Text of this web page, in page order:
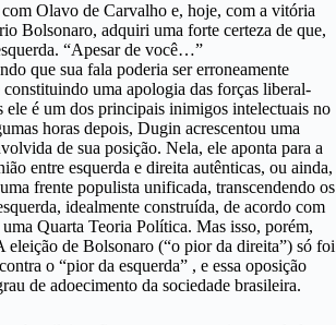
Olavo de Carvalho e, hoje, com a vitória
Bolsonaro, adquiri uma forte certeza de que,
“Apesar de você…”
que sua fala poderia ser erroneamente
uma apologia das forças liberal-
ele é um dos principais inimigos intelectuais no
horas depois, Dugin acrescentou uma
de sua posição. Nela, ele aponta para a
entre esquerda e direita autênticas, ou ainda,
frente populista unificada, transcendendo os
idealmente construída, de acordo com
Quarta Teoria Política. Mas isso, porém,
eleição de Bolsonaro (“o pior da direita”) só foi
o “pior da esquerda” , e essa oposição
de adoecimento da sociedade brasileira.